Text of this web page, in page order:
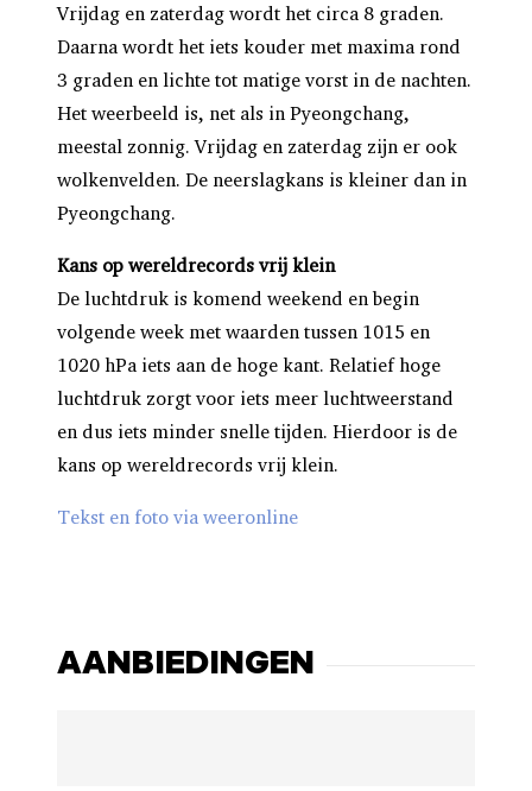
Vrijdag en zaterdag wordt het circa 8 graden.
Daarna wordt het iets kouder met maxima rond
3 graden en lichte tot matige vorst in de nachten.
Het weerbeeld is, net als in Pyeongchang,
meestal zonnig. Vrijdag en zaterdag zijn er ook
wolkenvelden. De neerslagkans is kleiner dan in
Pyeongchang.
Kans op wereldrecords vrij klein
De luchtdruk is komend weekend en begin
volgende week met waarden tussen 1015 en
1020 hPa iets aan de hoge kant. Relatief hoge
luchtdruk zorgt voor iets meer luchtweerstand
en dus iets minder snelle tijden. Hierdoor is de
kans op wereldrecords vrij klein.
Tekst en foto via weeronline
AANBIEDINGEN